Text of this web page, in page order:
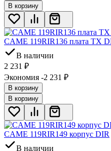
В корзину
CAME 119RIR136 плата TX
В наличии
2 231 ₽
Экономия -2 231 ₽
В корзину
В корзину
CAME 119RIR149 корпус DIR
В наличии